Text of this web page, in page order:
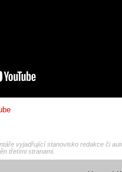
vyjadřující stanovisko redakce či
třetími stranami.